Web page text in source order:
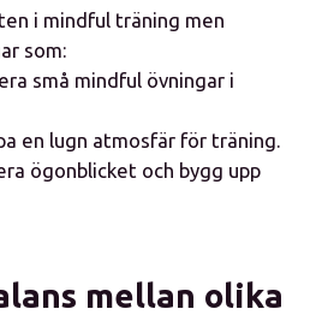
i mindful träning men
som:
små mindful övningar i
en lugn atmosfär för träning.
ögonblicket och bygg upp
mellan olika